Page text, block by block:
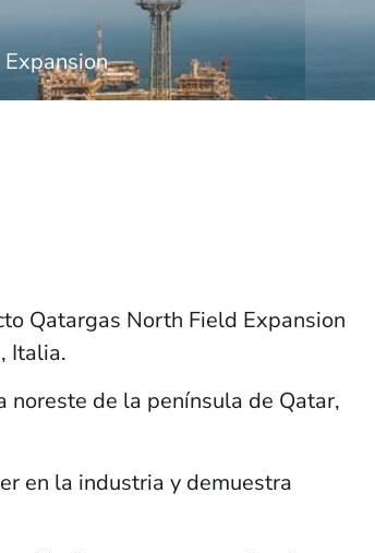
Qatargas North Field Expansion
Italia.
noreste de la península de Qatar,
en la industria y demuestra